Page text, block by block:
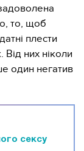
то, щоб
плести
Від них ніколи
один негатив
сексу